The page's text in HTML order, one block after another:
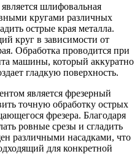
шлифовальная
кругами различных
острые края металла.
круг в зависимости от
Обработка проводится при
машины, который аккуратно
гладкую поверхность.
является фрезерный
точную обработку острых
фрезера. Благодаря
ровные срезы и сгладить
различными насадками, что
для конкретной